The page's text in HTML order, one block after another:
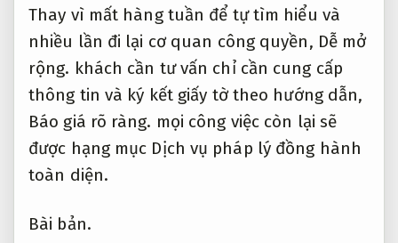
Thay vì mất hàng tuần để tự tìm hiểu và
nhiều lần đi lại cơ quan công quyền, Dễ mở
rộng. khách cần tư vấn chỉ cần cung cấp
thông tin và ký kết giấy tờ theo hướng dẫn,
Báo giá rõ ràng. mọi công việc còn lại sẽ
được hạng mục Dịch vụ pháp lý đồng hành
toàn diện.
Bài bản.